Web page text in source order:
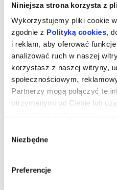
Niniejsza strona korzysta z
Wykorzystujemy pliki cookie
zgodnie z Polityką cookies,
i reklam, aby oferować
analizować ruch w naszej
korzystasz z naszej witryny,
społecznościowym,
Partnerzy mogą połączyć te
otrzymanymi od Ciebie lub
zgody
Niezbędne
Preferencje
Diabeł ubiera się
Emily i Nigela Meryl Streep, Anne
Tucci powracają na tętniące modą
eleganckich biur magazynu